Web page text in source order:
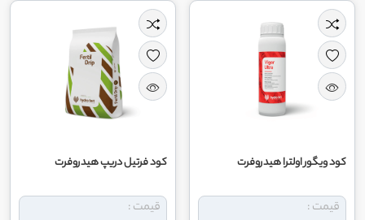
کود ویگور اولترا هیدروفرت
قیمت :
کود فرتیل دریپ هیدروفرت
قیمت :